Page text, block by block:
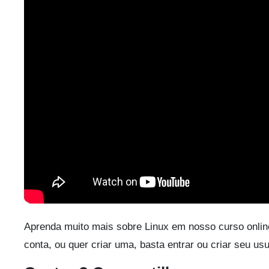
Aprenda muito mais sobre Linux em nosso curso
conta, ou quer criar uma, basta entrar ou criar seu